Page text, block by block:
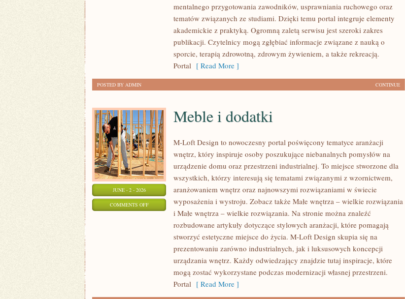
CIEKAWOSTKI
mentalnego przygotowania zawodników, usprawniania ruchowego oraz
tematów związanych ze studiami. Dzięki temu portal integruje elementy
akademickie z praktyką. Ogromną zaletą serwisu jest szeroki zakres
publikacji. Czytelnicy mogą zgłębiać informacje związane z nauką o
sporcie, terapią zdrowotną, zdrowym żywieniem, a także rekreacją.
Portal [ Read More ]
CONTINUE
POSTED BY ADMIN
JUNE - 2 - 2026
COMMENTS OFFON
Meble i dodatki
M-Loft Design to nowoczesny portal poświęcony tematyce aranżacji
wnętrz, który inspiruje osoby poszukujące niebanalnych pomysłów na
urządzenie domu oraz przestrzeni industrialnej. To miejsce stworzone dla
wszystkich, którzy interesują się tematami związanymi z wzornictwem,
aranżowaniem wnętrz oraz najnowszymi rozwiązaniami w świecie
wyposażenia i wystroju. Zobacz także Małe wnętrza – wielkie rozwiązania
i Małe wnętrza – wielkie rozwiązania. Na stronie można znaleźć
rozbudowane artykuły dotyczące stylowych aranżacji, które pomagają
stworzyć estetyczne miejsce do życia. M-Loft Design skupia się na
prezentowaniu zarówno industrialnych, jak i luksusowych koncepcji
urządzania wnętrz. Każdy odwiedzający znajdzie tutaj inspiracje, które
mogą zostać wykorzystane podczas modernizacji własnej przestrzeni.
Portal [ Read More ]